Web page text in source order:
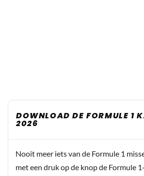
DOWNLOAD DE FORMULE 1
2026
Nooit meer iets van de Formule 1
met een druk op de knop de Formule